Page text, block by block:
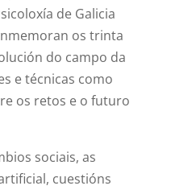
de Galicia
os trinta
do campo da
e técnicas como
os retos e o futuro
sociais, as
cuestións